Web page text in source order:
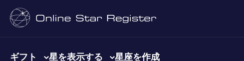
ギフト 星を表示する 星座を作成